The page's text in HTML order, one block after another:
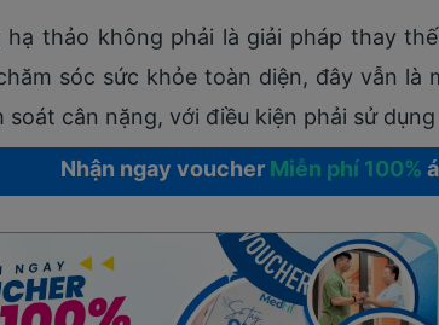
thảo không phải là giải pháp thay
sóc sức khỏe toàn diện, đây vẫn
soát cân nặng, với điều kiện phải sử
Nhận ngay voucher Miễn phí 100%